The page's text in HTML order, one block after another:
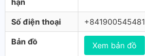
hạn
Số điện thoại +841900545481
Bản đồ Xem bản đồ